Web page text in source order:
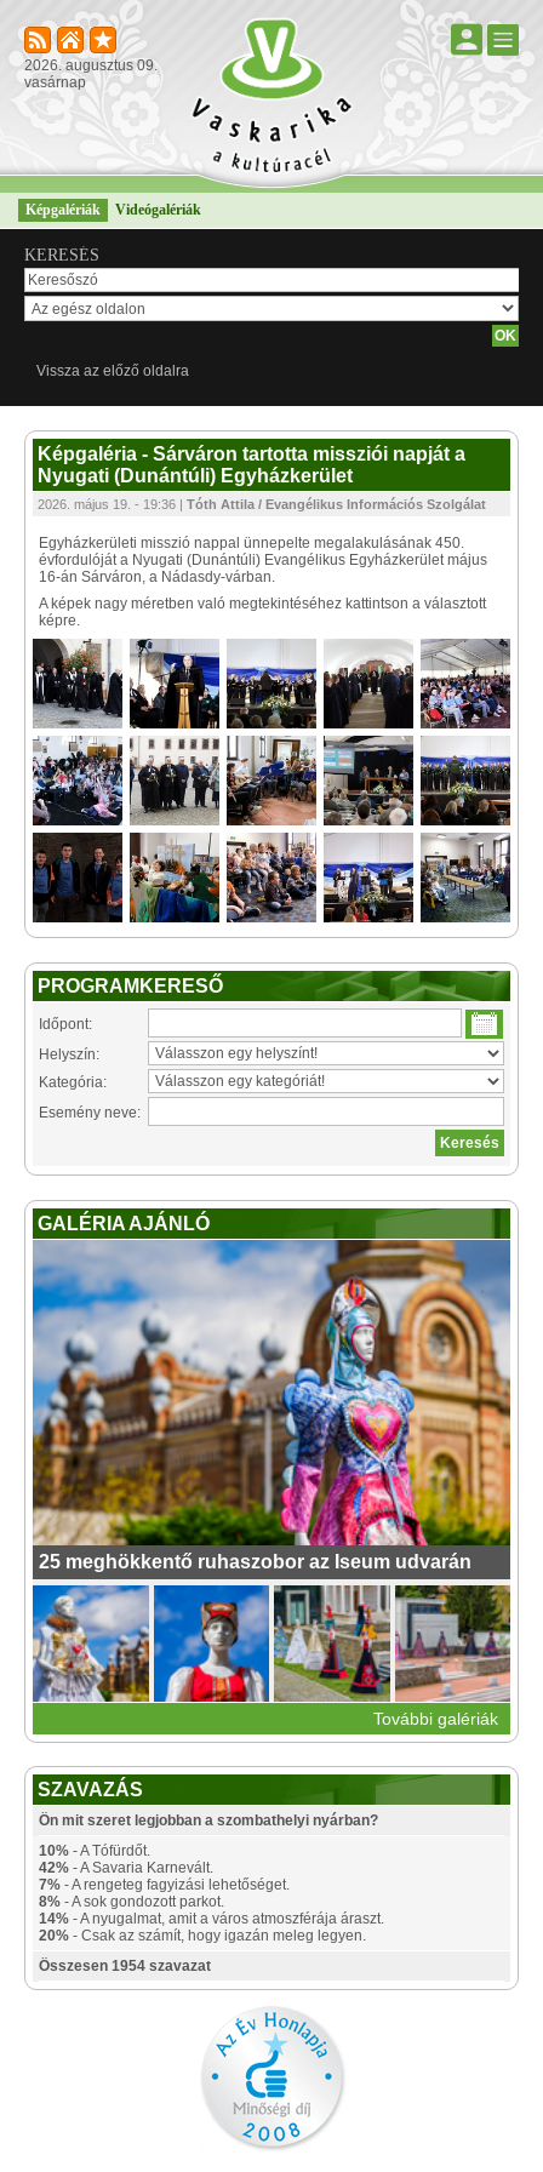
2026. augusztus 09.
vasárnap
Képgalériák Videógalériák
KERESÉS
Vissza az előző oldalra
Képgaléria - Sárváron tartotta missziói napját a
Nyugati (Dunántúli) Egyházkerület
2026. május 19. - 19:36 | Tóth Attila / Evangélikus Információs Szolgálat
Egyházkerületi misszió nappal ünnepelte megalakulásának 450.
évfordulóját a Nyugati (Dunántúli) Evangélikus Egyházkerület május
16-án Sárváron, a Nádasdy-​várban.
A képek nagy méretben való megtekintéséhez kattintson a választott
képre.
PROGRAMKERESŐ
Időpont:
Helyszín:
Kategória:
Esemény neve:
GALÉRIA AJÁNLÓ
25 meghökkentő ruhaszobor az Iseum udvarán
További galériák
SZAVAZÁS
Ön mit szeret legjobban a szombathelyi nyárban?
10% - A Tófürdőt.
42% - A Savaria Karnevált.
7% - A rengeteg fagyizási lehetőséget.
8% - A sok gondozott parkot.
14% - A nyugalmat, amit a város atmoszférája áraszt.
20% - Csak az számít, hogy igazán meleg legyen.
Összesen 1954 szavazat